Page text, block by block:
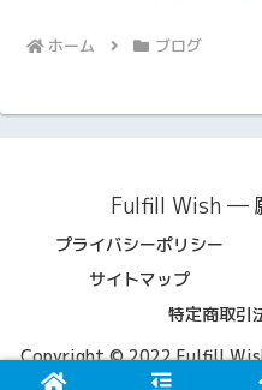
ホーム ブログ
Fulfill Wish ―
プライバシーポリシー
サイトマップ
特定商取引
Copyright © 2022 Fulfill